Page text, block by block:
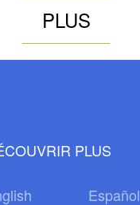
PLUS
PLUS
Español